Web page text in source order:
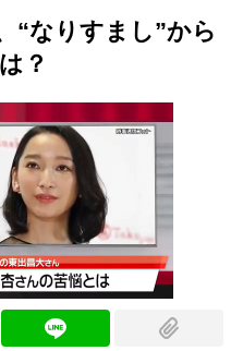
“なりすまし”から
？